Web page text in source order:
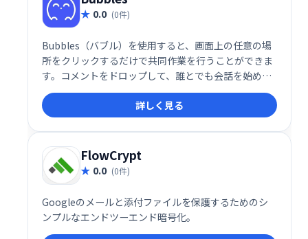
0.0 (0件)
Bubbles（バブル）を使用すると、画面上の任意の場
所をクリックするだけで共同作業を行うことができま
す。コメントをドロップして、誰とでも会話を始めま
しょう。クリック、コメント、共有と同じくらい簡単
です。
詳しく見る
FlowCrypt
0.0 (0件)
Googleのメールと添付ファイルを保護するためのシ
ンプルなエンドツーエンド暗号化。